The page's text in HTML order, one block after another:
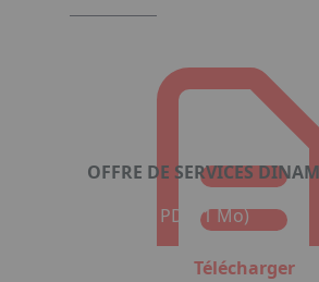
OFFRE DE SERVICES
Format : PDF (1 Mo)
Télécharger